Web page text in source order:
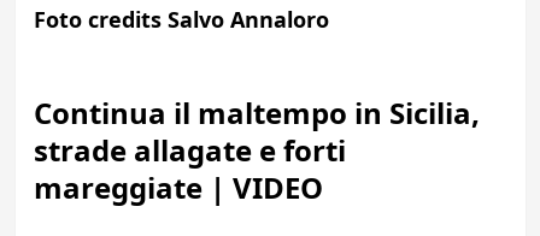
Foto credits Salvo Annaloro
Continua il maltempo in Sicilia,
strade allagate e forti
mareggiate | VIDEO